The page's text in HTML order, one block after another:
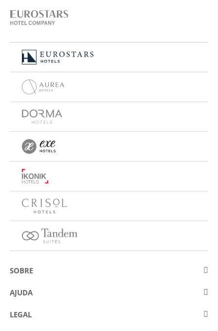
SOBRE
Sobre a Eurostars Hotel Company
Concursos
AJUDA
Contactar
LEGAL